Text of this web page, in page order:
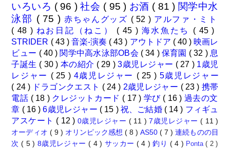
いろいろ ( 96 )社会 ( 95 ) お酒 ( 81 ) 関学中水
泳部 ( 75 ) 赤ちゃんグッズ ( 52 ) アルファ・ミト
( 48 ) ねお日記（ねこ） ( 45 ) 海水魚たち ( 45 )
STRIDER ( 43 ) 音楽-演奏 ( 43 ) アウトドア ( 40 ) 映画レ
ビュー ( 40 ) 関学中高水泳部OB会 ( 34 ) 保育園 ( 32 ) 息
子誕生 ( 30 ) 本の紹介 ( 29 )3歳児レジャー ( 27 ) 1歳児
レジャー ( 25 ) 4歳児レジャー ( 25 ) 5歳児レジャー
( 24 ) ドラゴンクエスト ( 24 ) 2歳児レジャー ( 23 ) 携帯
電話 ( 18 ) クレジットカード ( 17 ) 学び ( 16 ) 過去の文
章 ( 16 )6歳児レジャー ( 15 ) 祝、ご結婚 ( 14 ) フィギュ
アスケート ( 12 ) 0歳児レジャー ( 11 )7歳児レジャー( 11 )
オーディオ ( 9 ) オリンピック感想( 8 )AS50( 7 )連続ものの目
次( 5 ) 8歳児レジャー( 4 ) サッカー ( 4 )釣り ( 4 ) Ponta( 2 )